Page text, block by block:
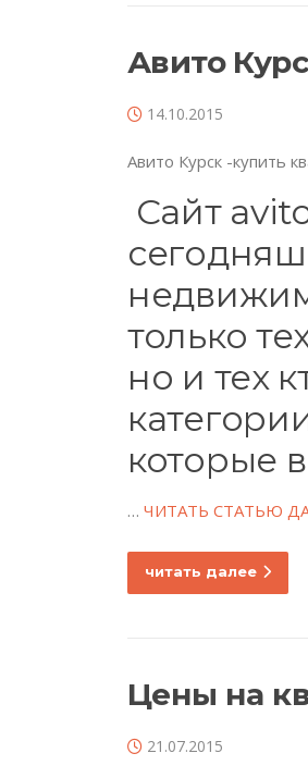
Авито
14.10.2015
Авито Курск -купить
Сайт
только
но и тех
которые
… ЧИТАТЬ СТАТЬЮ
читать далее
Цены на
21.07.2015